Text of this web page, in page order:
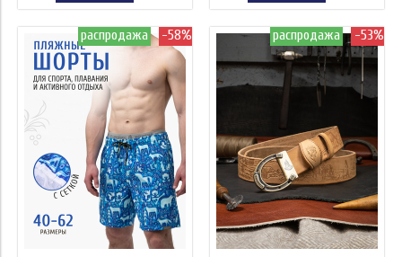
распродажа -58% распродажа -53%